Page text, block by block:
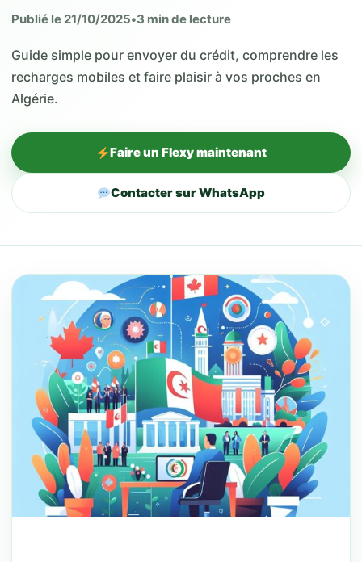
Publié le 21/10/2025•3 min de lecture
Guide simple pour envoyer du crédit, comprendre les
recharges mobiles et faire plaisir à vos proches en
Algérie.
Faire un Flexy maintenant
Contacter sur WhatsApp